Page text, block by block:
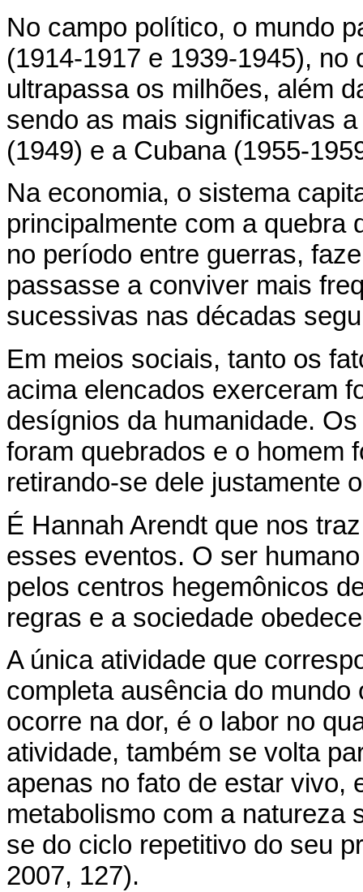
No campo político, o mundo
(1914-1917 e 1939-1945), no
ultrapassa os milhões, além
sendo as mais significativas
(1949) e a Cubana (1955-
Na economia, o sistema
principalmente com a quebra
no período entre guerras,
passasse a conviver mais
sucessivas nas décadas
Em meios sociais, tanto os
acima elencados exerceram
desígnios da humanidade.
foram quebrados e o homem
retirando-se dele justamente
É Hannah Arendt que nos
esses eventos. O ser
pelos centros hegemônicos
regras e a sociedade
A única atividade que
completa ausência do
ocorre na dor, é o labor no
atividade, também se volta
apenas no fato de estar vivo,
metabolismo com a natureza
se do ciclo repetitivo do seu
2007, 127).